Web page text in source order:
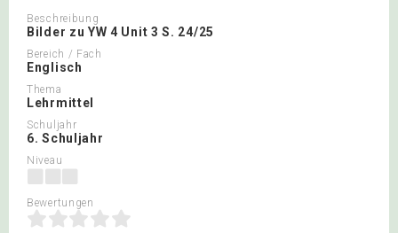
Beschreibung
Bilder zu YW 4 Unit 3 S. 24/25
Bereich / Fach
Englisch
Thema
Lehrmittel
Schuljahr
6. Schuljahr
Niveau
Bewertungen